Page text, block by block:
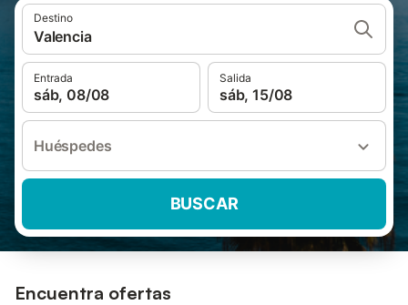
Destino
Valencia
Entrada
sáb, 08/08
Salida
sáb, 15/08
Huéspedes
BUSCAR
Encuentra ofertas